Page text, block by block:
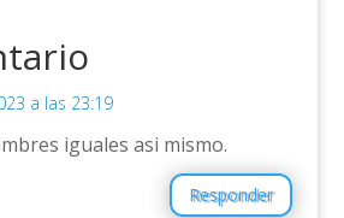
a las 23:19
iguales asi mismo.
Responder